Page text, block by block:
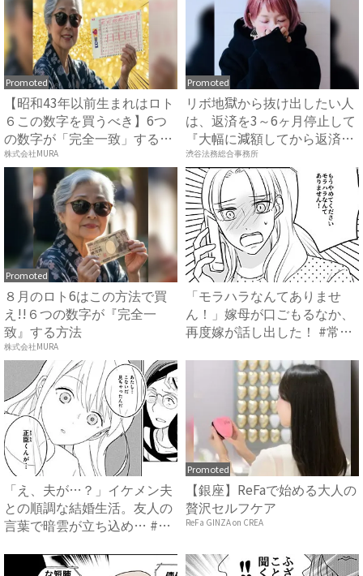
Promoted
【昭和43年以前生まれはロト
６この数字を買うべき】6つ
の数字が「完全一致」する
方...
株式会社MURA
Promoted
リボ地獄から抜け出したい人
は、返済を3～6ヶ月停止して
『大幅に減額してから返済
す...
渋谷法務総合事務所
Promoted
８月のロト6はこの方法で買
え!!６つの数字が『完全一
致』する方法
株式会社MURA
「モラハラなんてありませ
ん！」嫁母が口ごもるなか、
再度嫁が話し出した！ #常識
「え、夫が…？」イケメン夫
との順調な結婚生活。友人の
言葉で暗雲が立ち込め… #
Promoted
【銀座】ReFaで始める大人の
贅沢セルフケア
ReFa GINZA on CREA